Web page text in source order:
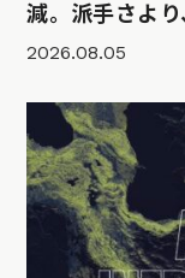
減。派手さよ
2026.08.05